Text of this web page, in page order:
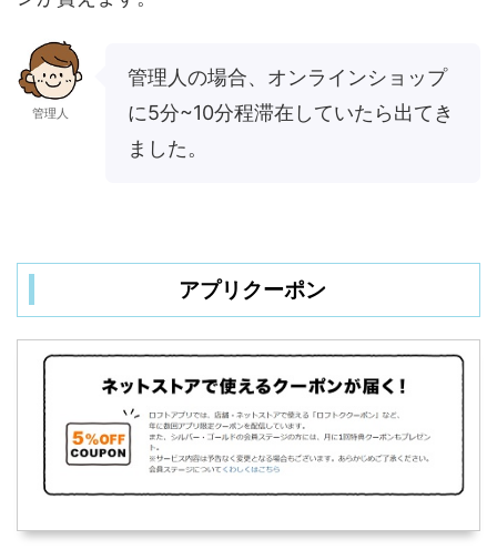
管理人
管理人の場合、オンラインショップ
に5分~10分程滞在していたら出てき
ました。
アプリクーポン